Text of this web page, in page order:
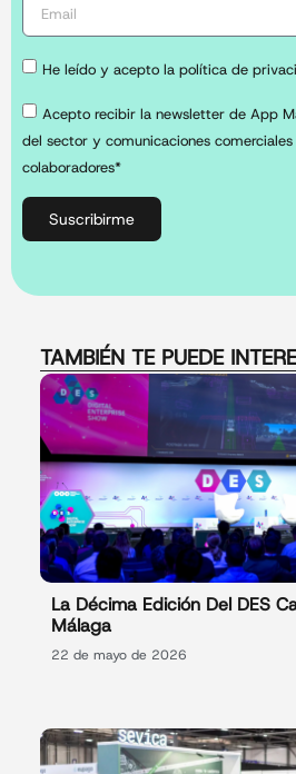
He leído y acepto la política de
Acepto recibir la newsletter de App
del sector y comunicaciones
colaboradores*
Suscribirme
TAMBIÉN TE PUEDE
La Décima Edición Del DES
Málaga
22 de mayo de 2026